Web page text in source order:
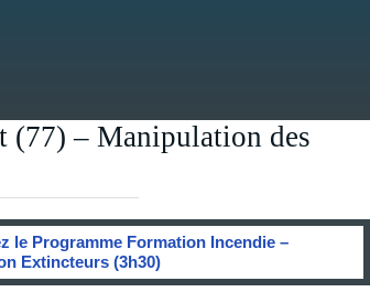
(77) – Manipulation des
le Programme Formation Incendie –
Extincteurs (3h30)